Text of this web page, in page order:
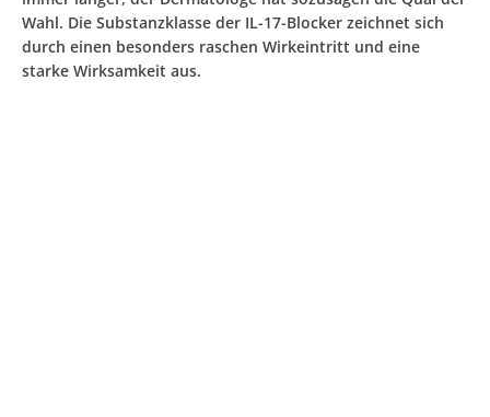
Wahl. Die Substanzklasse der IL-17-Blocker zeichnet sich
durch einen besonders raschen Wirkeintritt und eine
starke Wirksamkeit aus.